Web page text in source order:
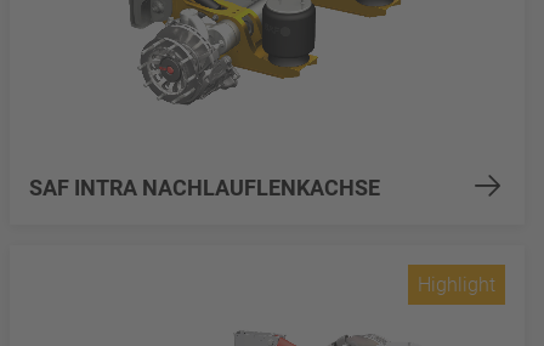
SAF INTRA NACHLAUFLENKACHSE
Highlight